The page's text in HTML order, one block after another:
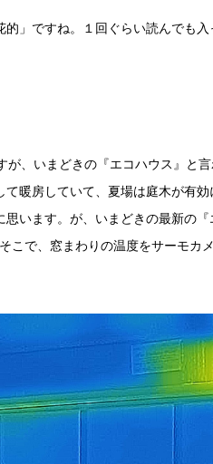
」ですね。１回ぐらい読んでも入
、いまどきの『エコハウス』と
暖房していて、夏場は庭木が有効
います。が、いまどきの最新の
こで、窓まわりの温度をサーモカ